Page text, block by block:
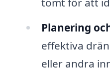
Planering
effektiva
eller andra